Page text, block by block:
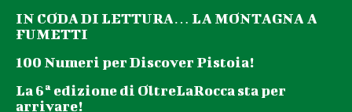
IN CODA DI LETTURA… LA MONTAGNA A
FUMETTI
100 Numeri per Discover Pistoia!
La 6ª edizione di OltreLaRocca sta per
arrivare!